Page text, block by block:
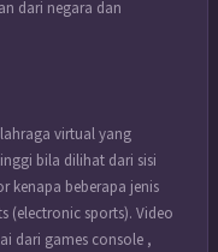
dari negara dan
virtual yang
bila dilihat dari sisi
kenapa beberapa jenis
(electronic sports). Video
dari games console ,